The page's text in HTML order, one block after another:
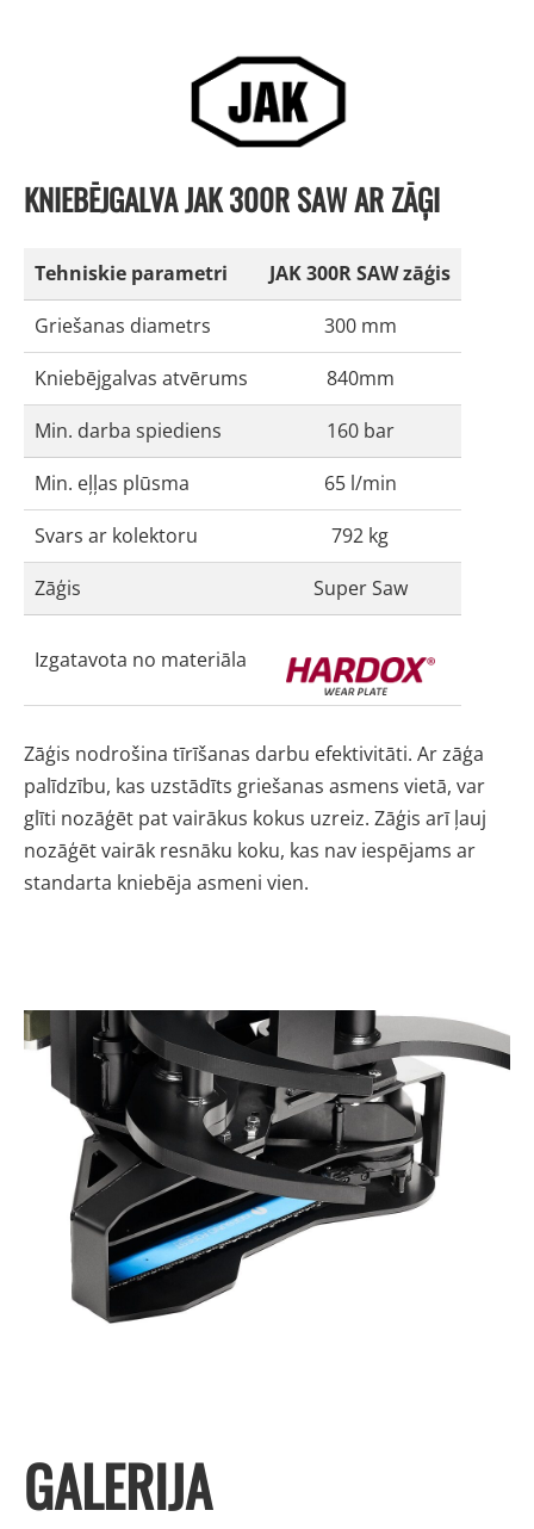
KNIEBĒJGALVA JAK 300R SAW AR ZĀĢI
Tehniskie parametri
JAK 300R SAW zāģis
Griešanas diametrs
300 mm
Kniebējgalvas atvērums
840mm
Min. darba spiediens
160 bar
Min. eļļas plūsma
65 l/min
Svars ar kolektoru
792 kg
Zāģis
Super Saw
Izgatavota no materiāla
Zāģis nodrošina tīrīšanas darbu efektivitāti. Ar zāģa
palīdzību, kas uzstādīts griešanas asmens vietā, var
glīti nozāģēt pat vairākus kokus uzreiz. Zāģis arī ļauj
nozāģēt vairāk resnāku koku, kas nav iespējams ar
standarta kniebēja asmeni vien.
GALERIJA